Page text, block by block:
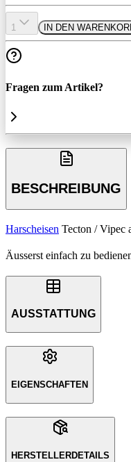
1 IN DEN
Fragen zum Artikel?
BESCHREIBUNG
Harscheisen Tecton / Vipec
Äusserst einfach zu
AUSSTATTUNG
EIGENSCHAFTEN
HERSTELLERDETAILS